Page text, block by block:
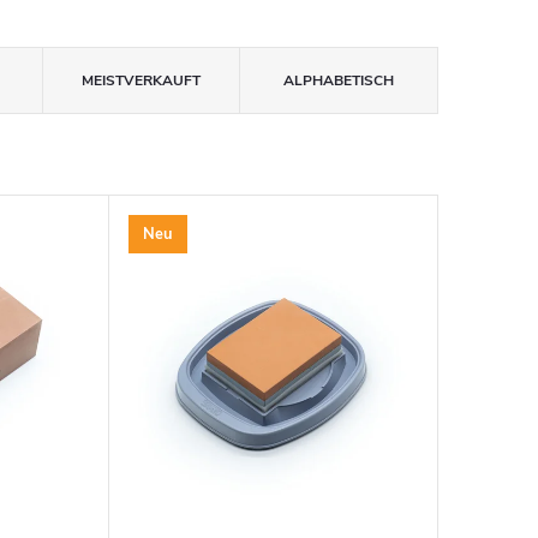
MEISTVERKAUFT ALPHABETISCH
Neu